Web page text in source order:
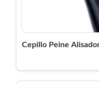
Cepillo Peine